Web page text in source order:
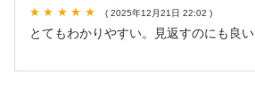
内視鏡検査・治療の看護（久保健太郎）
化学療法（淺野耕太）
緩和ケア（塩原麻衣）
( 2025年12月21日 22:02 )
とてもわかりやすい。見返すのにも良い